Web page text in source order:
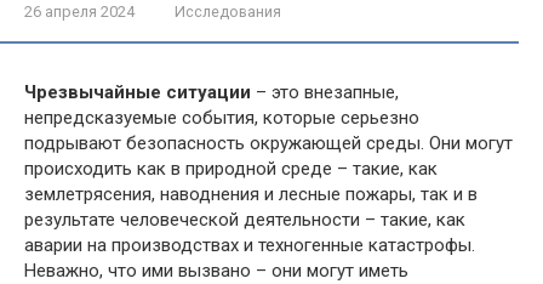
26 апреля 2024 Исследования
Чрезвычайные ситуации – это внезапные,
непредсказуемые события, которые серьезно
подрывают безопасность окружающей среды. Они могут
происходить как в природной среде – такие, как
землетрясения, наводнения и лесные пожары, так и в
результате человеческой деятельности – такие, как
аварии на производствах и техногенные катастрофы.
Неважно, что ими вызвано – они могут иметь